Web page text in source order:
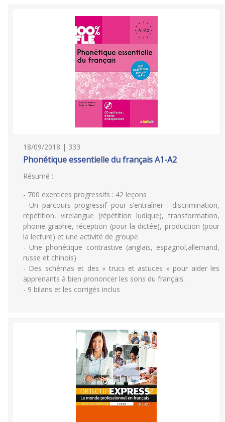
18/09/2018 | 333
Phonétique essentielle du français A1-A2
Résumé :
- 700 exercices progressifs : 42 leçons
- Un parcours progressif pour s’entraîner : discrimination,
répétition, virelangue (répétition ludique), transformation,
phonie-graphie, réception (pour la dictée), production (pour
la lecture) et une activité de groupe
- Une phonétique contrastive (anglais, espagnol,allemand,
russe et chinois)
- Des schémas et des « trucs et astuces » pour aider les
apprenants à bien prononcer les sons du français.
- 9 bilans et les corrigés inclus